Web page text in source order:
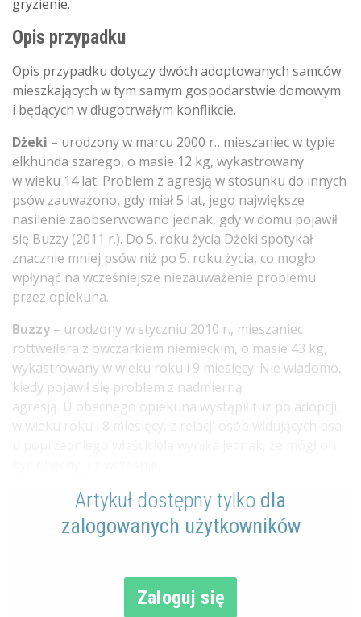
gryzienie.
Opis przypadku
Opis przypadku dotyczy dwóch adoptowanych samców
mieszkających w tym samym gospodarstwie domowym
i będących w długotrwałym konflikcie.
Dżeki – urodzony w marcu 2000 r., mieszaniec w typie
elkhunda szarego, o masie 12 kg, wykastrowany
w wieku 14 lat. Problem z agresją w stosunku do innych
psów zauważono, gdy miał 5 lat, jego największe
nasilenie zaobserwowano jednak, gdy w domu pojawił
się Buzzy (2011 r.). Do 5. roku życia Dżeki spotykał
znacznie mniej psów niż po 5. roku życia, co mogło
wpłynąć na wcześniejsze niezauważenie problemu
przez opiekuna.
Buzzy – urodzony w styczniu 2010 r., mieszaniec
rottweilera z owczarkiem niemieckim, o masie 43 kg,
wykastrowany w wieku roku i 9 miesięcy. Nie wiadomo,
kiedy pojawił się problem z nadmierną
agresją. U obecnego opiekuna wystąpił tuż po adopcji,
w wieku roku i 8 miesięcy, z relacji osób widujących psa
Artykuł dostępny tylko dla
zalogowanych użytkowników
Zaloguj się